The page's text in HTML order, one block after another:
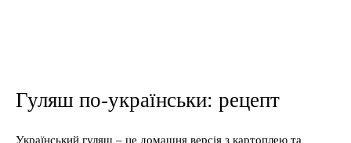
Гуляш по-українськи: рецепт
Український гуляш – це домашня версія з картоплею та